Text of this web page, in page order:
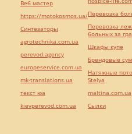
Веб мастер
https://motokosmos.ua/
Синтезаторы
agrotechnika.com.ua
perevod.agency
europeservice.com.ua
mk-translations.ua
текст юа
kievperevod.com.ua
Перевозка
Перевозка
больных за
Шкафы купе
Брендовые
Натяжные
Stelya
maltina.com.ua
Cылки